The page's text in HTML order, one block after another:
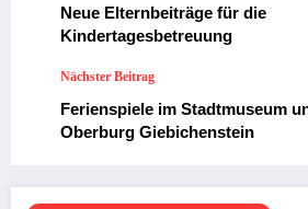
Neue Elternbeiträge für die
Kindertagesbetreuung
Nächster Beitrag
Ferienspiele im Stadtmuseum
Oberburg Giebichenstein